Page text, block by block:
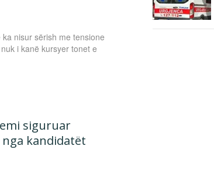
nisur sërish me tensione
i kanë kursyer tonet e
siguruar
kandidatët